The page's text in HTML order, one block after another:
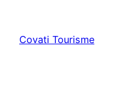
contenu
Covati Tourisme